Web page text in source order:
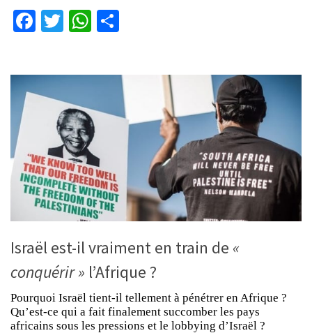
Facebook
TwitterWhatsApp
Israël est-il vraiment en train de «
conquérir » l’Afrique ?
Pourquoi Israël tient-il tellement à pénétrer en Afrique ?
Qu’est-ce qui a fait finalement succomber les pays
africains sous les pressions et le lobbying d’Israël ?